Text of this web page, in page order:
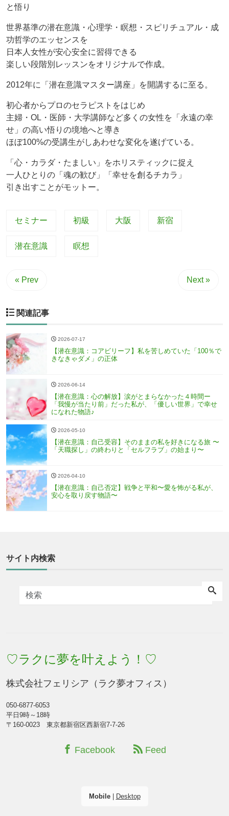
と悟り
世界基準の潜在意識・心理学・瞑想・スピリチュアル・成
功哲学のエッセンスを
日本人女性が安心安全に習得できる
楽しい段階別レッスンをオリジナルで作成。
2012年に「潜在意識マスター講座」を開講するに至る。
初心者からプロのセラピストをはじめ
主婦・OL・医師・大学講師など多くの女性を「永遠の幸
せ」の高い悟りの境地へと導き
ほぼ100%の受講生がしあわせな変化を遂げている。
「心・カラダ・たましい」をホリスティックに捉え
一人ひとりの「魂の歓び」「幸せを創るチカラ」
引き出すことがモットー。
セミナー 初級 大阪 新宿
潜在意識 瞑想
« Prev Next »
関連記事
2026-07-17
【潜在意識：コアビリーフ】私を苦しめていた「100％で
きなきゃダメ」の正体
2026-06-14
【潜在意識：心の解放】涙がとまらなかった４時間ー
「我慢が当たり前」だった私が、「優しい世界」で幸せ
になれた物語♪
2026-05-10
【潜在意識：自己受容】そのままの私を好きになる旅 〜
「天職探し」の終わりと「セルフラブ」の始まり〜
2026-04-10
【潜在意識：自己否定】戦争と平和〜愛を怖がる私が、
安心を取り戻す物語〜
サイト内検索
♡ラクに夢を叶えよう！♡
株式会社フェリシア（ラク夢オフィス）
050-6877-6053
平日9時～18時
〒160-0023 東京都新宿区西新宿7-7-26
Facebook Feed
Mobile| Desktop